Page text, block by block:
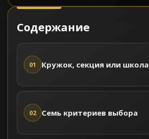
Содержание
01 Кружок, секция или школа
02 Семь критериев выбора